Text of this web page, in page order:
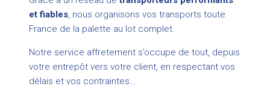
et fiables, nous organisons vos transports toute
France de la palette au lot complet.
Notre service affretement s’occupe de tout, depuis
votre entrepôt vers votre client, en respectant vos
délais et vos contraintes…